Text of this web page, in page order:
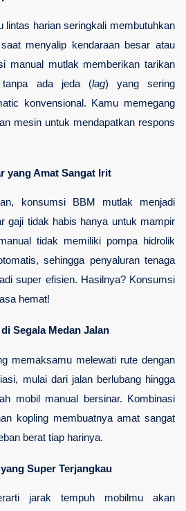
lintas harian seringkali membutuhkan
menyalip kendaraan besar atau
manual mutlak memberikan tarikan
tanpa ada jeda (lag) yang sering
konvensional. Kamu memegang
mesin untuk mendapatkan respons
yang Amat Sangat Irit
konsumsi BBM mutlak menjadi
gaji tidak habis hanya untuk mampir
tidak memiliki pompa hidrolik
sehingga penyaluran tenaga
super efisien. Hasilnya? Konsumsi
hemat!
Segala Medan Jalan
memaksamu melewati rute dengan
mulai dari jalan berlubang hingga
mobil manual bersinar. Kombinasi
kopling membuatnya amat sangat
berat tiap harinya.
Super Terjangkau
jarak tempuh mobilmu akan